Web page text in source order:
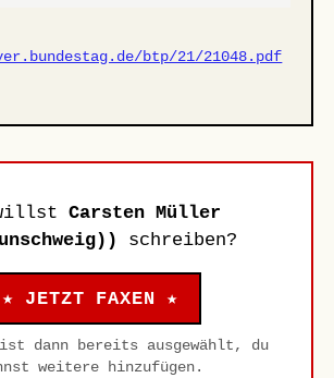
btp/21/21048.pdf
Carsten Müller
schreiben?
★ JETZT FAXEN ★
ist dann bereits ausgewählt, du
weitere hinzufügen.